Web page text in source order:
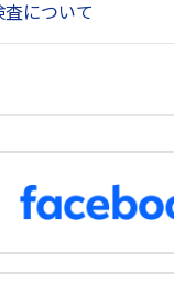
査について